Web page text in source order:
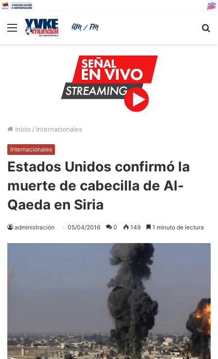
Menu
Inicio / Internacionales
Internacionales
Estados Unidos confirmó la
muerte de cabecilla de Al-
Qaeda en Siria
administración 05/04/2016 0 149 1 minuto de lectura